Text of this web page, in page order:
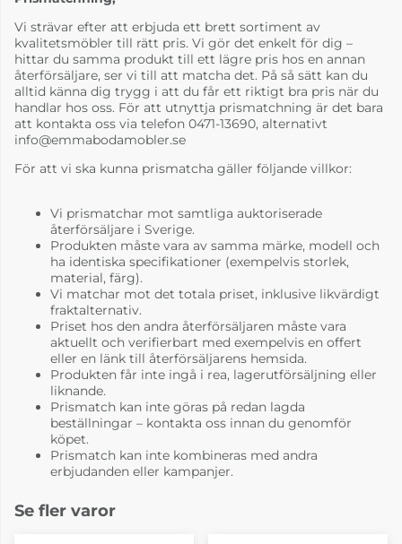
Vi strävar efter att erbjuda ett brett sortiment av
kvalitetsmöbler till rätt pris. Vi gör det enkelt för dig –
hittar du samma produkt till ett lägre pris hos en annan
återförsäljare, ser vi till att matcha det. På så sätt kan du
alltid känna dig trygg i att du får ett riktigt bra pris när du
handlar hos oss. För att utnyttja prismatchning är det bara
att kontakta oss via telefon 0471-13690, alternativt
info@emmabodamobler.se
För att vi ska kunna prismatcha gäller följande villkor:
Vi prismatchar mot samtliga auktoriserade
återförsäljare i Sverige.
Produkten måste vara av samma märke, modell och
ha identiska specifikationer (exempelvis storlek,
material, färg).
Vi matchar mot det totala priset, inklusive likvärdigt
fraktalternativ.
Priset hos den andra återförsäljaren måste vara
aktuellt och verifierbart med exempelvis en offert
eller en länk till återförsäljarens hemsida.
Produkten får inte ingå i rea, lagerutförsäljning eller
liknande.
Prismatch kan inte göras på redan lagda
beställningar – kontakta oss innan du genomför
köpet.
Prismatch kan inte kombineras med andra
erbjudanden eller kampanjer.
Se fler varor